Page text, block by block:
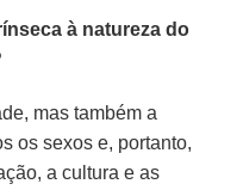
à natureza do
mas também a
os sexos e, portanto,
a cultura e as